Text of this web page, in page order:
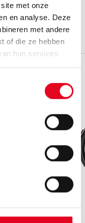
met onze
en analyse. Deze
met andere
of die ze hebben
hun services.